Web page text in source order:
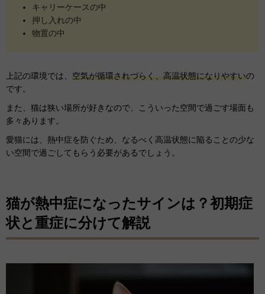
キャリーケースの中
押し入れの中
物置の中
上記の環境では、 空気が循環されづらく、高温状態になりやすいの
です。
また、猫は狭い場所が好きなので、こういった空間で過ごす場面も
多々あります。
愛猫には、熱中症を防ぐため、なるべく高温状態に陥ることの少な
い空間で過ごしてもらう必要があるでしょう。
猫が熱中症になったサインは？初期症
状と重症に分けて解説